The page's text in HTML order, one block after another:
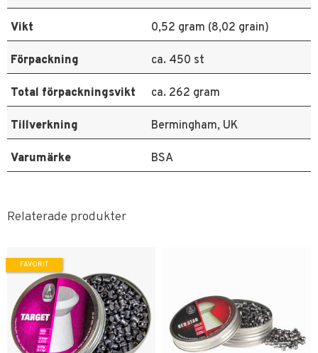
Vikt 0,52 gram (8,02 grain)
Förpackning ca. 450 st
Total förpackningsvikt ca. 262 gram
Tillverkning Bermingham, UK
Varumärke BSA
Relaterade produkter
FAVORIT